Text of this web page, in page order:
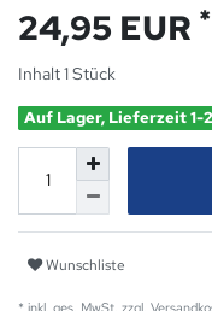
24,95 EUR *
Inhalt1Stück
Auf Lager, Lieferzeit 1-
Wunschliste
* inkl. ges. MwSt. zzgl.